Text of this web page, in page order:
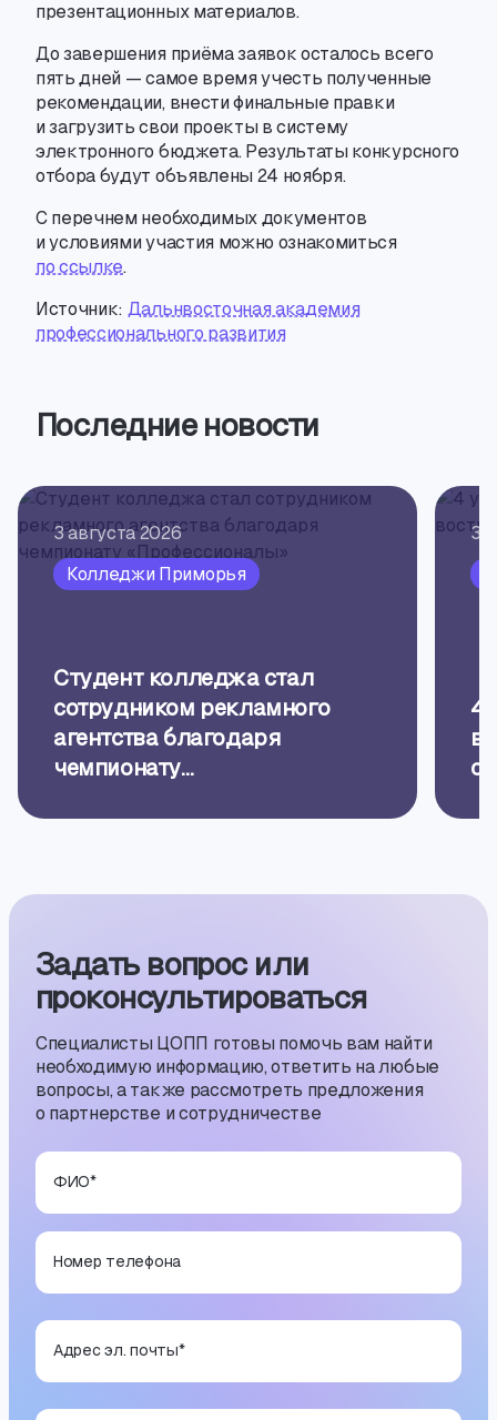
презентационных материалов.
До завершения приёма заявок осталось всего
пять дней — самое время учесть полученные
рекомендации, внести финальные правки
и загрузить свои проекты в систему
электронного бюджета. Результаты конкурсного
отбора будут объявлены 24 ноября.
С перечнем необходимых документов
и условиями участия можно ознакомиться
по ссылке.
Источник: Дальнвосточная академия
профессионального развития
Последние новости
3 августа 2026
Колледжи Приморья
Студент колледжа стал
сотрудником рекламного
агентства благодаря
чемпионату
3
4
Задать вопрос или
проконсуль­тиро­ваться
Специалисты ЦОПП готовы помочь вам найти
необходимую информацию, ответить на любые
вопросы, а также рассмотреть предложения
о партнерстве и сотрудничестве
ФИО*
Номер телефона
Адрес эл. почты*